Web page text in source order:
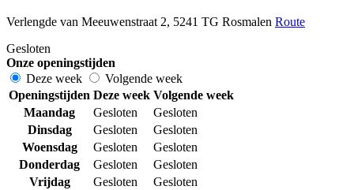
Verlengde van Meeuwenstraat 2, 5241 TG Rosmalen Route
Gesloten
Onze openingstijden
Deze week
Volgende week
Openingstijden Deze week Volgende week
Maandag
Gesloten
Gesloten
Dinsdag
Gesloten
Gesloten
Woensdag
Gesloten
Gesloten
Donderdag
Gesloten
Gesloten
Vrijdag
Gesloten
Gesloten